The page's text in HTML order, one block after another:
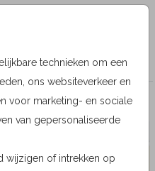
technieken om een
ons websiteverkeer en
voor marketing- en sociale
van gepersonaliseerde
wijzigen of intrekken op